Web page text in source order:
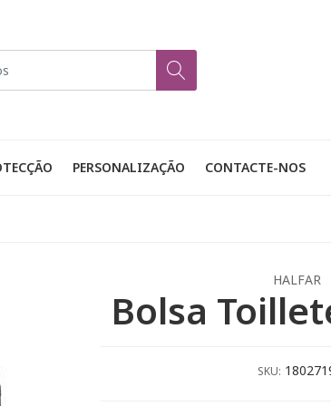
PERSONALIZAÇÃO CONTACTE-NOS
HALFAR
Bolsa
SKU: